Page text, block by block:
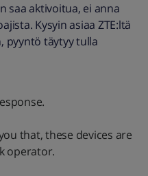
saa aktivoitua, ei anna
Kysyin asiaa ZTE:ltä
pyyntö täytyy tulla
that, these devices are
operator.